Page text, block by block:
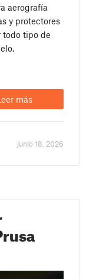
aerografía
y protectores
tipo de
más
junio 18. 2026